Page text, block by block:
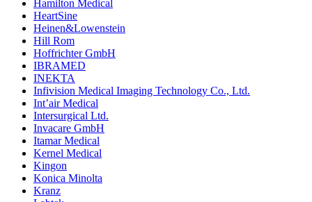
Hamilton Medical
HeartSine
Heinen&Lowenstein
Hill Rom
Hoffrichter GmbH
IBRAMED
INEKTA
Infivision Medical Imaging Technology Co., Ltd.
Int’air Medical
Intersurgical Ltd.
Invacare GmbH
Itamar Medical
Kernel Medical
Kingon
Konica Minolta
Kranz